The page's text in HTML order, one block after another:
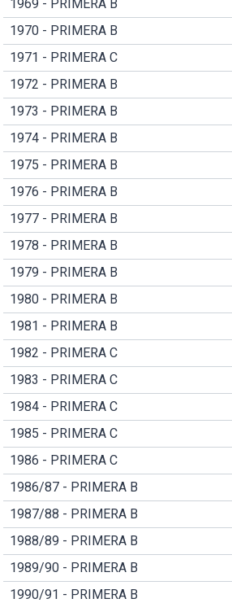
1969 - PRIMERA B
1970 - PRIMERA B
1971 - PRIMERA C
1972 - PRIMERA B
1973 - PRIMERA B
1974 - PRIMERA B
1975 - PRIMERA B
1976 - PRIMERA B
1977 - PRIMERA B
1978 - PRIMERA B
1979 - PRIMERA B
1980 - PRIMERA B
1981 - PRIMERA B
1982 - PRIMERA C
1983 - PRIMERA C
1984 - PRIMERA C
1985 - PRIMERA C
1986 - PRIMERA C
1986/87 - PRIMERA B
1987/88 - PRIMERA B
1988/89 - PRIMERA B
1989/90 - PRIMERA B
1990/91 - PRIMERA B